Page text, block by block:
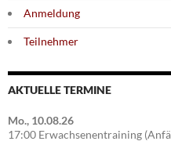
Anmeldung
Teilnehmer
AKTUELLE TERMINE
Mo., 10.08.26
17:00 Erwachsenentraining